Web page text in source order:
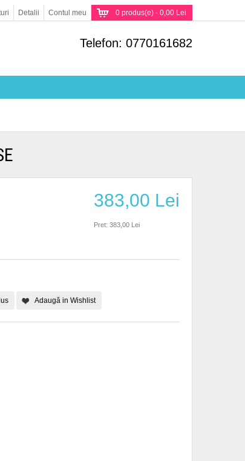
0 produs(e) - 0,00 Lei
Contul meu
Detalii
Telefon: 0770161682
383,00 Lei
Pret: 383,00 Lei
Adaugă in Wishlist